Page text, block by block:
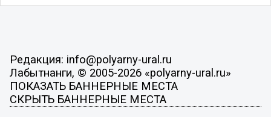
Редакция: info@polyarny-ural.ru
Лабытнанги, © 2005-2026 «polyarny-ural.ru»
ПОКАЗАТЬ БАННЕРНЫЕ МЕСТА
СКРЫТЬ БАННЕРНЫЕ МЕСТА